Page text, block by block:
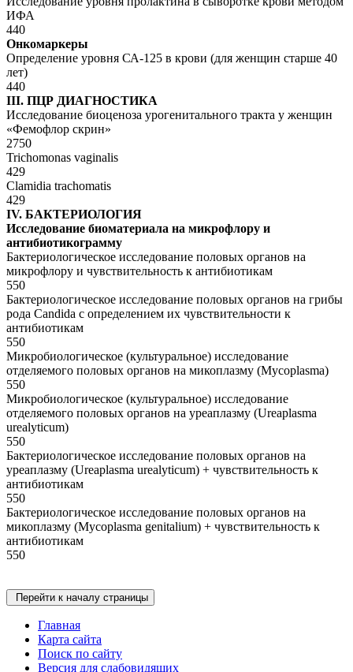
ИФА
440
Онкомаркеры
Определение уровня СА-125 в крови (для женщин старше 40
лет)
440
III. ПЦР ДИАГНОСТИКА
Исследование биоценоза урогенитального тракта у женщин
«Фемофлор скрин»
2750
Trichomonas vaginalis
429
Clamidia trachomatis
429
IV. БАКТЕРИОЛОГИЯ
Исследование биоматериала на микрофлору и
антибиотикограмму
Бактериологическое исследование половых органов на
микрофлору и чувствительность к антибиотикам
550
Бактериологическое исследование половых органов на грибы
рода Candida с определением их чувствительности к
антибиотикам
550
Микробиологическое (культуральное) исследование
отделяемого половых органов на микоплазму (Mycoplasma)
550
Микробиологическое (культуральное) исследование
отделяемого половых органов на уреаплазму (Ureaplasma
urealyticum)
550
Бактериологическое исследование половых органов на
уреаплазму (Ureaplasma urealyticum) + чувствительность к
антибиотикам
550
Бактериологическое исследование половых органов на
микоплазму (Mycoplasma genitalium) + чувствительность к
антибиотикам
550
Перейти к началу страницы
Главная
Карта сайта
Поиск по сайту
Версия для слабовидящих